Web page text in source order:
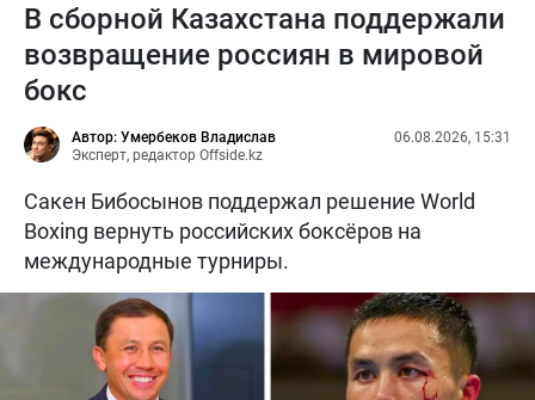
В сборной Казахстана поддержали
возвращение россиян в мировой
бокс
Автор: Умербеков Владислав
Эксперт, редактор Offside.kz
06.08.2026, 15:31
Сакен Бибосынов поддержал решение World
Boxing вернуть российских боксёров на
международные турниры.